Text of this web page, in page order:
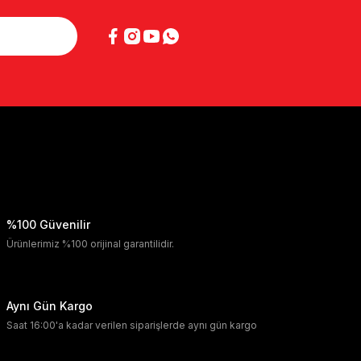
%100 Güvenilir
Ürünlerimiz %100 orijinal garantilidir.
Aynı Gün Kargo
Saat 16:00'a kadar verilen siparişlerde aynı gün kargo